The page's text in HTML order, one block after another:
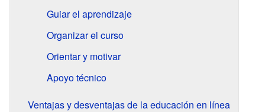
Guiar el aprendizaje
Organizar el curso
Orientar y motivar
Apoyo técnico
Ventajas y desventajas de la educación en línea